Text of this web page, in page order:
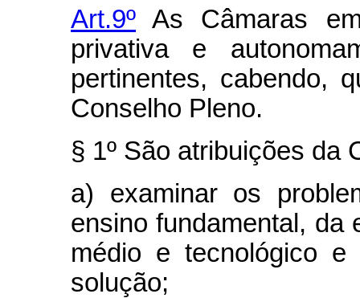
Art.9º As Câmaras
privativa e
pertinentes, cabendo,
Conselho Pleno.
§ 1º São atribuições da
a) examinar os
ensino fundamental, da
médio e tecnológico
solução;